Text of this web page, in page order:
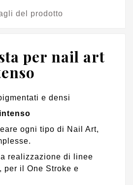
del prodotto
per nail art
e densi
ogni tipo di Nail Art,
realizzazione di linee
il One Stroke e